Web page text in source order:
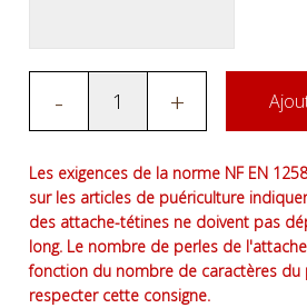
- +
Les exigences de la norme NF EN
sur les articles de puériculture
des attache-tétines ne doivent pas
long. Le nombre de perles de
fonction du nombre de caractères
respecter cette consigne.